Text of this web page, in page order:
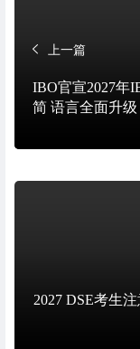
上一篇
IBO官宣2027年
简 语言全面升级
2027 DSE考生